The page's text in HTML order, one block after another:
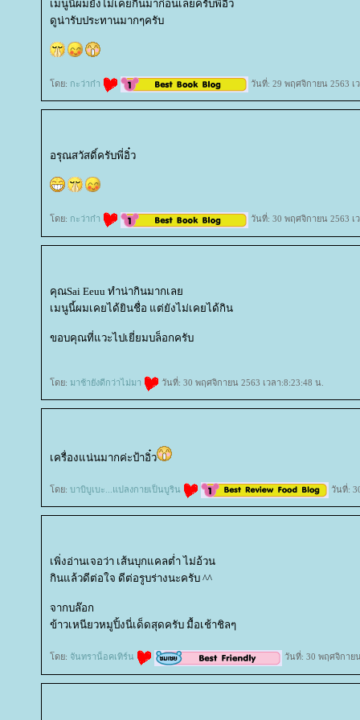
เมนูนี้ผมยังไม่เคยกินมาก่อนเลยครับพี่อิ๋ว
ดูน่ารับประทานมากๆครับ
ดย: กะว่าก๋า วันที่: 29 พฤศจิกายน 2563 เ
อรุณสวัสดิ์ครับพี่อิ๋ว
ดย: กะว่าก๋า วันที่: 30 พฤศจิกายน 2563 เ
คุณSai Eeuu ทำน่ากินมากเล
เมนูนี้ผมเคยได้ยินชื่อ แต่ยังไม่เคยได้กิน
ขอบคุณที่แวะไปเยี่ยมบล็อกครับ
ดย: มาช้ายังดีกว่าไม่มา วันที่: 30 พฤศจิกายน 2563 เวลา:8:23:48 น.
เครื่องแน่นมากค่ะป้าอิ๋ว
ดย: บาบิบูเบะ...แปลงกายเป็นบูริน วันที่:
เพิ่งอ่านเจอว่า เส้นบุกแคลต่ำ ไม่อ้วน
กินแล้วดีต่อใจ ดีต่อรูบร่างนะครับ ^^
จากบล๊อก
ข้าวเหนียวหมูปิ้งนี่เด็ดสุดครับ มื้อเช้าชิลๆ
ดย: จันทราน็อคเทิร์น วันที่: 30 พฤศจิกาย